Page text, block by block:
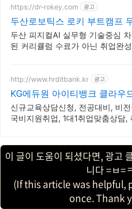
https://dr-rokey.com 광고
두산로보틱스 로키 부트캠프
미국 기업 인턴쉽
두산 피지컬AI 실무형 기술중심
된 커리큘럼 수료가 아닌 취업완
http://www.hrditbank.kr 광고
KG에듀원 아이티뱅크 클라우
보보안 취업반
신규교육상담신청, 전공대비, 비
국비지원취업, 1대1취업맞춤상담,
이 글이 도움이 되셨다면, 광고
니다 =ㅂ=
(If this article was helpful,
once. Thank